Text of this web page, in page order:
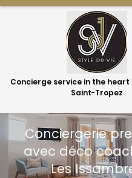
Concierge service in the
Saint-Tropez
Conciergerie
avec déco
Les